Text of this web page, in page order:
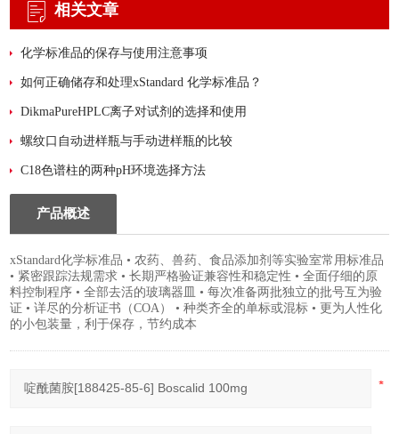
相关文章
化学标准品的保存与使用注意事项
如何正确储存和处理xStandard 化学标准品？
DikmaPureHPLC离子对试剂的选择和使用
螺纹口自动进样瓶与手动进样瓶的比较
C18色谱柱的两种pH环境选择方法
产品概述
xStandard化学标准品 • 农药、兽药、食品添加剂等实验室常用标准品
• 紧密跟踪法规需求 • 长期严格验证兼容性和稳定性 • 全面仔细的原
料控制程序 • 全部去活的玻璃器皿 • 每次准备两批独立的批号互为验
证 • 详尽的分析证书（COA） • 种类齐全的单标或混标 • 更为人性化
的小包装量，利于保存，节约成本